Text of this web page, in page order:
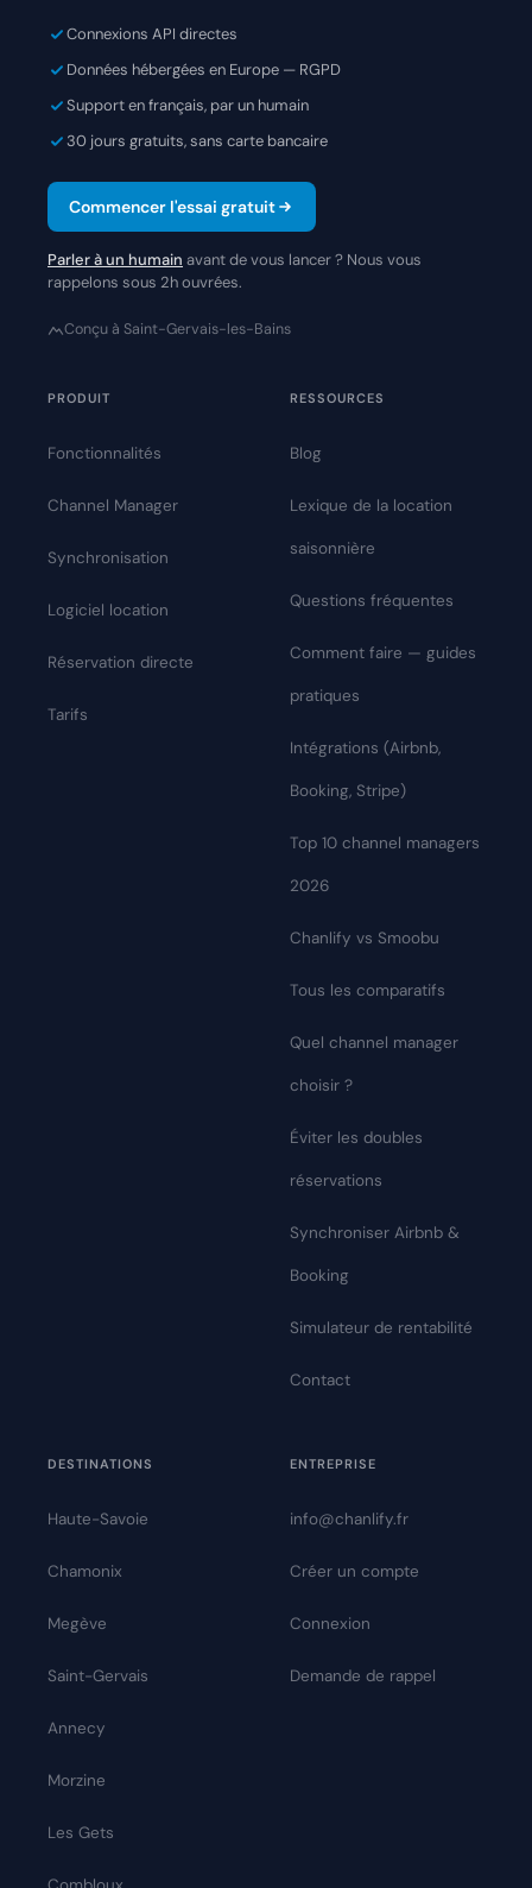
Connexions API directes
Données hébergées en Europe — RGPD
Support en français, par un humain
30 jours gratuits, sans carte bancaire
Commencer l'essai gratuit
Parler à un humain avant de vous lancer ? Nous vous
rappelons sous 2h ouvrées.
Conçu à Saint-Gervais-les-Bains
PRODUIT
Fonctionnalités
Channel Manager
Synchronisation
Logiciel location
Réservation directe
Tarifs
RESSOURCES
Blog
Lexique de la location
saisonnière
Questions fréquentes
Comment faire — guides
pratiques
Intégrations (Airbnb,
Booking, Stripe)
Top 10 channel managers
2026
Chanlify vs Smoobu
Tous les comparatifs
Quel channel manager
choisir ?
Éviter les doubles
réservations
Synchroniser Airbnb &
Booking
Simulateur de rentabilité
Contact
DESTINATIONS
Haute-Savoie
Chamonix
Megève
Saint-Gervais
Annecy
Morzine
Les Gets
ENTREPRISE
info@chanlify.fr
Créer un compte
Connexion
Demande de rappel